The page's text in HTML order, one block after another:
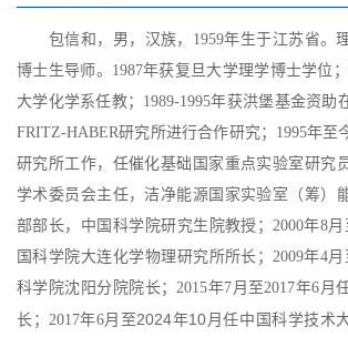
包信和，男，汉族，1959年生于江苏省。理
博士生导师。1987年获复旦大学理学博士学位
大学化学系任教；1989-1995年获洪堡基金资助
FRITZ-HABER研究所进行合作研究；1995年至
研究所工作，任催化基础国家重点实验室研究
学术委员会主任，洁净能源国家实验室（筹）
部部长，中国科学院研究生院教授；2000年8月
国科学院大连化学物理研究所所长；2009年4月
科学院沈阳分院院长；2015年7月至2017年6月
长；2017年6月 至2024年10月任中国科学技术